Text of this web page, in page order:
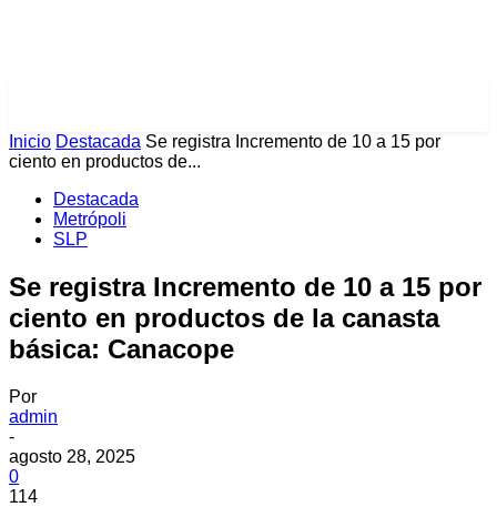
Inicio Destacada Se registra Incremento de 10 a 15 por
ciento en productos de...
Destacada
Metrópoli
SLP
Se registra Incremento de 10 a 15 por
ciento en productos de la canasta
básica: Canacope
Por
admin
-
agosto 28, 2025
0
114